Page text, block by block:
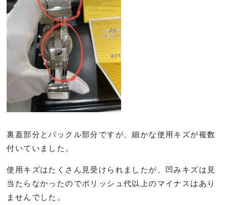
裏蓋部分とバックル部分ですが、細かな使用キズが複数
付いていました。
使用キズはたくさん見受けられましたが、凹みキズは見
当たらなかったのでポリッシュ代以上のマイナスはあり
ませんでした。